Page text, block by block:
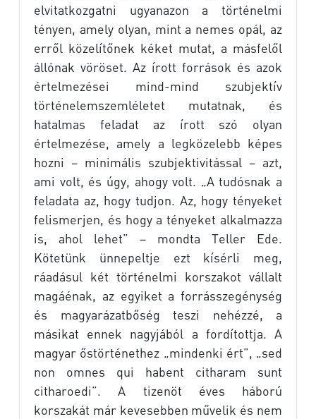
elvitatkozgatni ugyanazon a történelmi
tényen, amely olyan, mint a nemes opál, az
erről közelítőnek kéket mutat, a másfelől
állónak vöröset. Az írott források és azok
értelmezései mind-mind szubjektív
történelemszemléletet mutatnak, és
hatalmas feladat az írott szó olyan
értelmezése, amely a legközelebb képes
hozni – minimális szubjektivitással – azt,
ami volt, és úgy, ahogy volt. „A tudósnak a
feladata az, hogy tudjon. Az, hogy tényeket
felismerjen, és hogy a tényeket alkalmazza
is, ahol lehet” – mondta Teller Ede.
Kötetünk ünnepeltje ezt kísérli meg,
ráadásul két történelmi korszakot vállalt
magáénak, az egyiket a forrásszegénység
és magyarázatbőség teszi nehézzé, a
másikat ennek nagyjából a fordítottja. A
magyar őstörténethez „mindenki ért”, „sed
non omnes qui habent citharam sunt
citharoedi”. A tizenöt éves háború
korszakát már kevesebben művelik és nem